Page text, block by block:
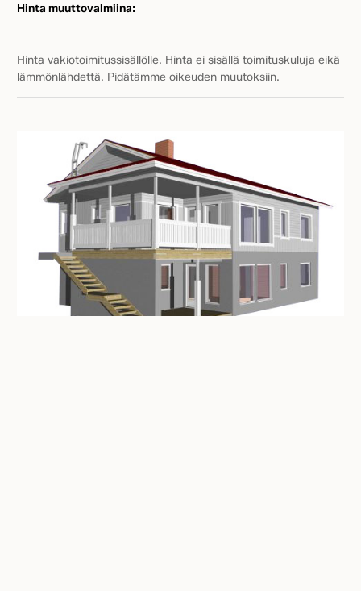
Hinta muuttovalmiina:
Hinta vakiotoimitussisällölle. Hinta ei sisällä toimituskuluja eikä
lämmönlähdettä. Pidätämme oikeuden muutoksiin.